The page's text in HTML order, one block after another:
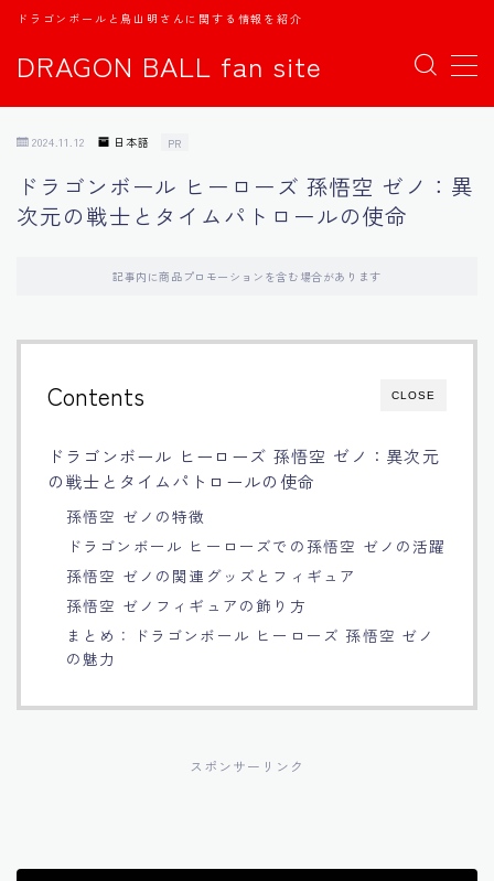
DRAGON BALL fan site
ドラゴンボールと鳥山明さんに関する情報を紹介
MENU
日本語
中文
Español
اللغة العربية
Français
Bahasa Indonesia
Português
2024.11.12 日本語 PR
ドラゴンボール ヒーローズ 孫悟空 ゼノ：異
次元の戦士とタイムパトロールの使命
記事内に商品プロモーションを含む場合があります
CLOSE
Contents
ドラゴンボール ヒーローズ 孫悟空 ゼノ：異次元
の戦士とタイムパトロールの使命
孫悟空 ゼノの特徴
ドラゴンボール ヒーローズでの孫悟空 ゼノの活躍
孫悟空 ゼノの関連グッズとフィギュア
孫悟空 ゼノフィギュアの飾り方
まとめ：ドラゴンボール ヒーローズ 孫悟空 ゼノ
の魅力
スポンサーリンク